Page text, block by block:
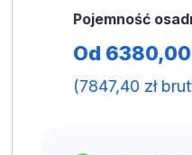
Pojemność
Od 6380,00
(7847,40 zł